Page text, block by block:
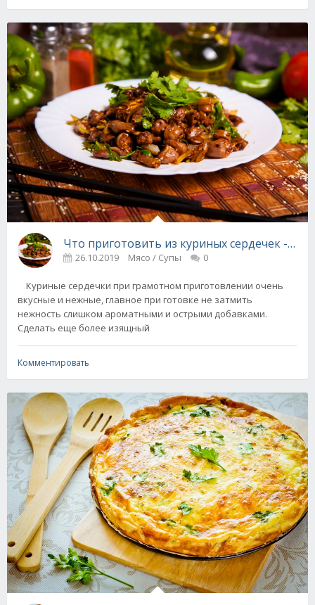
Что приготовить из куриных сердечек - 3
26.10.2019 Мясо / Супы 0
Куриные сердечки при грамотном приготовлении очень
вкусные и нежные, главное при готовке не затмить
нежность слишком ароматными и острыми добавками.
Сделать еще более изящный
Комментировать